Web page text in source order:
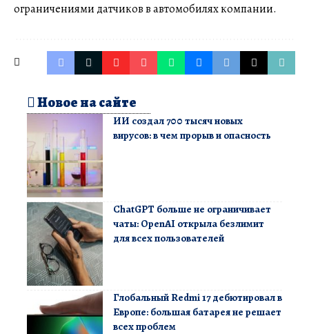
ограничениями датчиков в автомобилях компании.
Новое на сайте
ИИ создал 700 тысяч новых
вирусов: в чем прорыв и опасность
ChatGPT больше не ограничивает
чаты: OpenAI открыла безлимит
для всех пользователей
Глобальный Redmi 17 дебютировал в
Европе: большая батарея не решает
всех проблем